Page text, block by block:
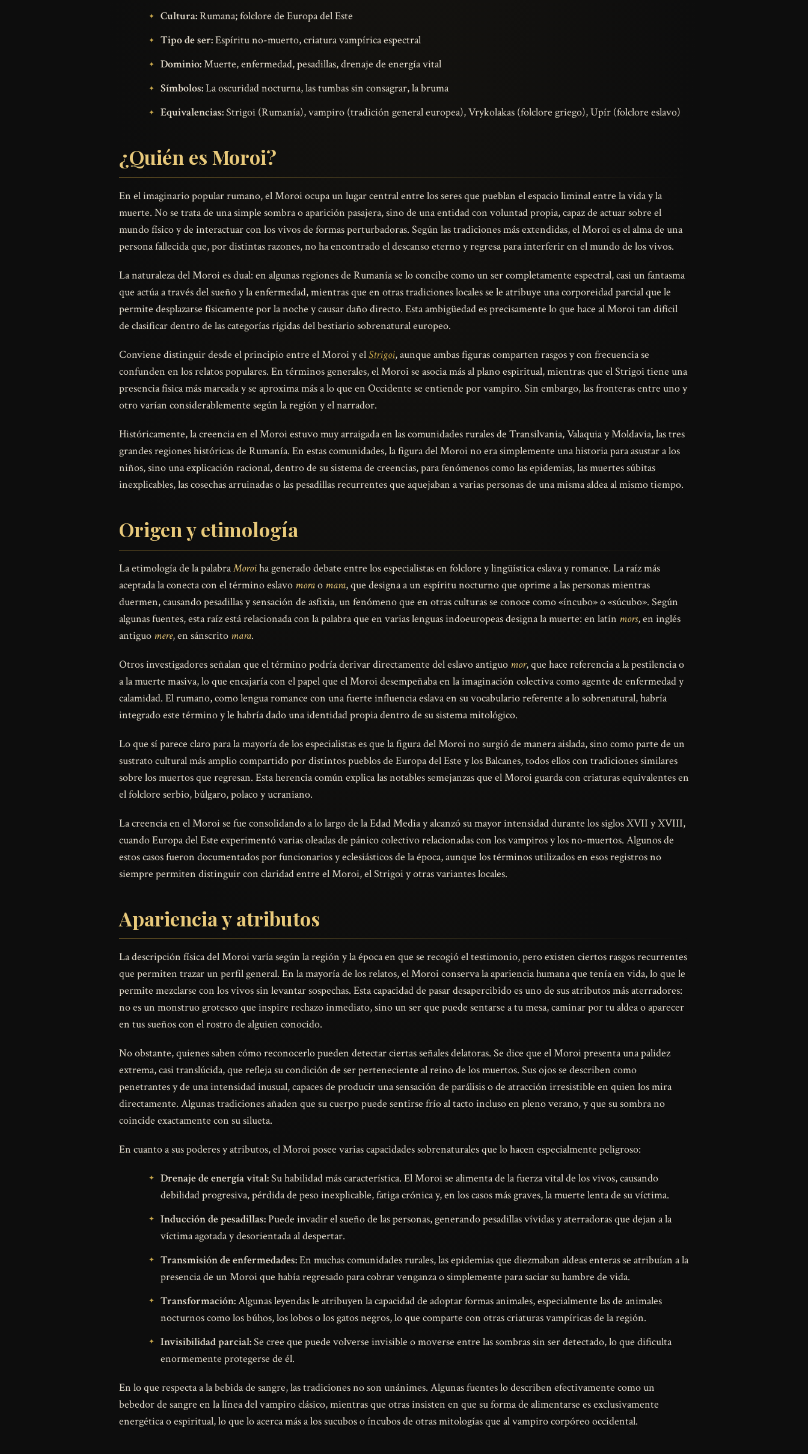
Cultura:Rumana; folclore de Europa del Este
Tipo de ser:Espíritu no-muerto, criatura vampírica espectral
Dominio:Muerte, enfermedad, pesadillas, drenaje de energía vital
Símbolos:La oscuridad nocturna, las tumbas sin consagrar, la bruma
Equivalencias:Strigoi (Rumanía), vampiro (tradición general europea), Vrykolakas (folclore griego), Upír (folclore eslavo)
¿Quién es Moroi?
En el imaginario popular rumano, el Moroi ocupa un lugar central entre los seres que pueblan el espacio liminal entre la vida y la
muerte. No se trata de una simple sombra o aparición pasajera, sino de una entidad con voluntad propia, capaz de actuar sobre el
mundo físico y de interactuar con los vivos de formas perturbadoras. Según las tradiciones más extendidas, el Moroi es el alma de una
persona fallecida que, por distintas razones, no ha encontrado el descanso eterno y regresa para interferir en el mundo de los vivos.
La naturaleza del Moroi es dual: en algunas regiones de Rumanía se lo concibe como un ser completamente espectral, casi un fantasma
que actúa a través del sueño y la enfermedad, mientras que en otras tradiciones locales se le atribuye una corporeidad parcial que le
permite desplazarse físicamente por la noche y causar daño directo. Esta ambigüedad es precisamente lo que hace al Moroi tan difícil
de clasificar dentro de las categorías rígidas del bestiario sobrenatural europeo.
Conviene distinguir desde el principio entre el Moroi y elStrigoi, aunque ambas figuras comparten rasgos y con frecuencia se
confunden en los relatos populares. En términos generales, el Moroi se asocia más al plano espiritual, mientras que el Strigoi tiene una
presencia física más marcada y se aproxima más a lo que en Occidente se entiende por vampiro. Sin embargo, las fronteras entre uno y
otro varían considerablemente según la región y el narrador.
Históricamente, la creencia en el Moroi estuvo muy arraigada en las comunidades rurales de Transilvania, Valaquia y Moldavia, las tres
grandes regiones históricas de Rumanía. En estas comunidades, la figura del Moroi no era simplemente una historia para asustar a los
niños, sino una explicación racional, dentro de su sistema de creencias, para fenómenos como las epidemias, las muertes súbitas
inexplicables, las cosechas arruinadas o las pesadillas recurrentes que aquejaban a varias personas de una misma aldea al mismo tiempo.
Origen y etimología
La etimología de la palabraMoroiha generado debate entre los especialistas en folclore y lingüística eslava y romance. La raíz más
aceptada la conecta con el término eslavo morao mara, que designa a un espíritu nocturno que oprime a las personas mientras
duermen, causando pesadillas y sensación de asfixia, un fenómeno que en otras culturas se conoce como «íncubo» o «súcubo». Según
algunas fuentes, esta raíz está relacionada con la palabra que en varias lenguas indoeuropeas designa la muerte: en latín mors, en inglés
antiguo mere, en sánscrito mara.
Otros investigadores señalan que el término podría derivar directamente del eslavo antiguo mor, que hace referencia a la pestilencia o
a la muerte masiva, lo que encajaría con el papel que el Moroi desempeñaba en la imaginación colectiva como agente de enfermedad y
calamidad. El rumano, como lengua romance con una fuerte influencia eslava en su vocabulario referente a lo sobrenatural, habría
integrado este término y le habría dado una identidad propia dentro de su sistema mitológico.
Lo que sí parece claro para la mayoría de los especialistas es que la figura del Moroi no surgió de manera aislada, sino como parte de un
sustrato cultural más amplio compartido por distintos pueblos de Europa del Este y los Balcanes, todos ellos con tradiciones similares
sobre los muertos que regresan. Esta herencia común explica las notables semejanzas que el Moroi guarda con criaturas equivalentes en
el folclore serbio, búlgaro, polaco y ucraniano.
La creencia en el Moroi se fue consolidando a lo largo de la Edad Media y alcanzó su mayor intensidad durante los siglos XVII y XVIII,
cuando Europa del Este experimentó varias oleadas de pánico colectivo relacionadas con los vampiros y los no-muertos. Algunos de
estos casos fueron documentados por funcionarios y eclesiásticos de la época, aunque los términos utilizados en esos registros no
siempre permiten distinguir con claridad entre el Moroi, el Strigoi y otras variantes locales.
Apariencia y atributos
La descripción física del Moroi varía según la región y la época en que se recogió el testimonio, pero existen ciertos rasgos recurrentes
que permiten trazar un perfil general. En la mayoría de los relatos, el Moroi conserva la apariencia humana que tenía en vida, lo que le
permite mezclarse con los vivos sin levantar sospechas. Esta capacidad de pasar desapercibido es uno de sus atributos más aterradores:
no es un monstruo grotesco que inspire rechazo inmediato, sino un ser que puede sentarse a tu mesa, caminar por tu aldea o aparecer
en tus sueños con el rostro de alguien conocido.
No obstante, quienes saben cómo reconocerlo pueden detectar ciertas señales delatoras. Se dice que el Moroi presenta una palidez
extrema, casi translúcida, que refleja su condición de ser perteneciente al reino de los muertos. Sus ojos se describen como
penetrantes y de una intensidad inusual, capaces de producir una sensación de parálisis o de atracción irresistible en quien los mira
directamente. Algunas tradiciones añaden que su cuerpo puede sentirse frío al tacto incluso en pleno verano, y que su sombra no
coincide exactamente con su silueta.
En cuanto a sus poderes y atributos, el Moroi posee varias capacidades sobrenaturales que lo hacen especialmente peligroso:
Drenaje de energía vital:Su habilidad más característica. El Moroi se alimenta de la fuerza vital de los vivos, causando
debilidad progresiva, pérdida de peso inexplicable, fatiga crónica y, en los casos más graves, la muerte lenta de su víctima.
Inducción de pesadillas:Puede invadir el sueño de las personas, generando pesadillas vívidas y aterradoras que dejan a la
víctima agotada y desorientada al despertar.
Transmisión de enfermedades:En muchas comunidades rurales, las epidemias que diezmaban aldeas enteras se atribuían a la
presencia de un Moroi que había regresado para cobrar venganza o simplemente para saciar su hambre de vida.
Transformación:Algunas leyendas le atribuyen la capacidad de adoptar formas animales, especialmente las de animales
nocturnos como los búhos, los lobos o los gatos negros, lo que comparte con otras criaturas vampíricas de la región.
Invisibilidad parcial:Se cree que puede volverse invisible o moverse entre las sombras sin ser detectado, lo que dificulta
enormemente protegerse de él.
En lo que respecta a la bebida de sangre, las tradiciones no son unánimes. Algunas fuentes lo describen efectivamente como un
bebedor de sangre en la línea del vampiro clásico, mientras que otras insisten en que su forma de alimentarse es exclusivamente
energética o espiritual, lo que lo acerca más a los sucubos o íncubos de otras mitologías que al vampiro corpóreo occidental.